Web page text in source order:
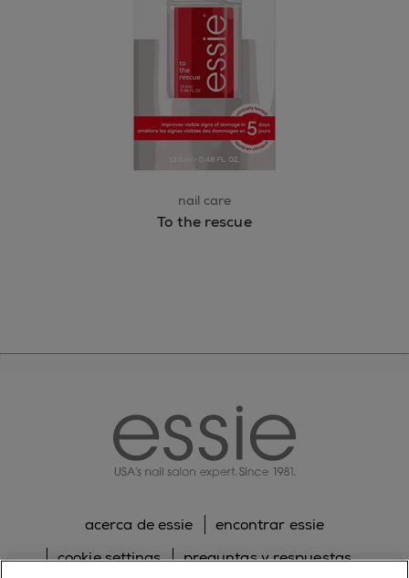
nail care
To the rescue
acerca de essie
encontrar essie
cookie settings
preguntas y respuestas